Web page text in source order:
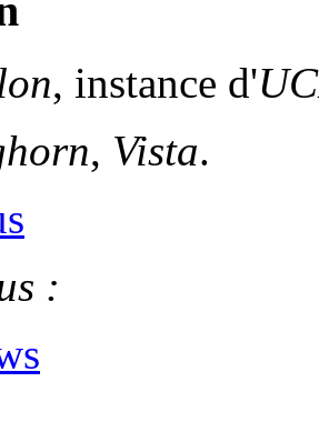
, instance d'
, Vista.
: